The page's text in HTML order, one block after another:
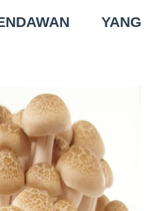
YANG